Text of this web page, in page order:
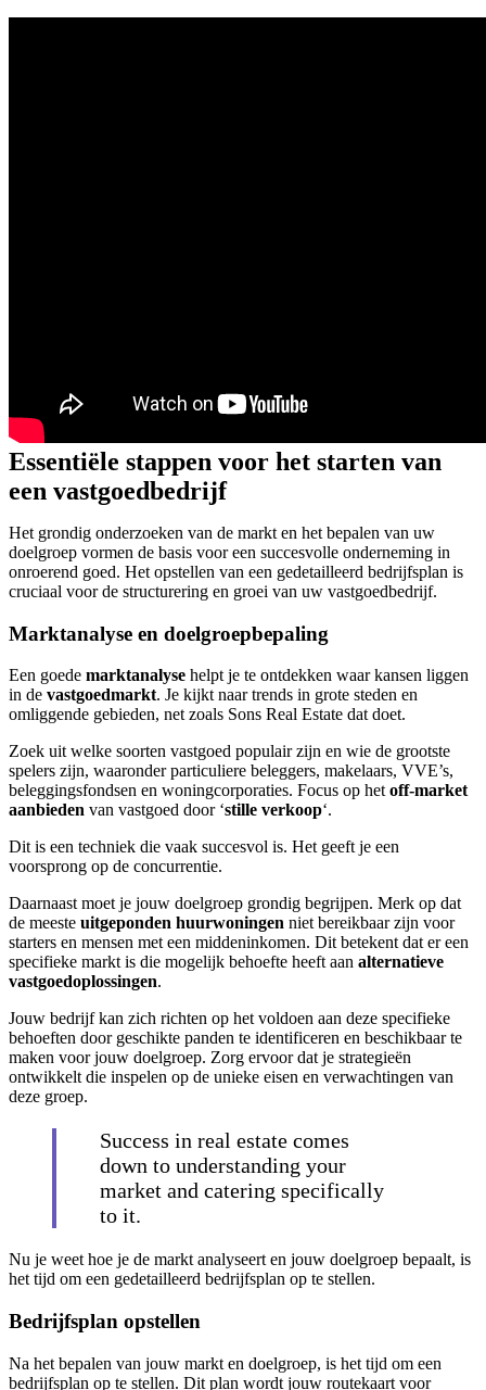
Essentiële stappen voor het starten van
een vastgoedbedrijf
Het grondig onderzoeken van de markt en het bepalen van uw
doelgroep vormen de basis voor een succesvolle onderneming in
onroerend goed. Het opstellen van een gedetailleerd bedrijfsplan is
cruciaal voor de structurering en groei van uw vastgoedbedrijf.
Marktanalyse en doelgroepbepaling
Een goede marktanalyse helpt je te ontdekken waar kansen liggen
in de vastgoedmarkt. Je kijkt naar trends in grote steden en
omliggende gebieden, net zoals Sons Real Estate dat doet.
Zoek uit welke soorten vastgoed populair zijn en wie de grootste
spelers zijn, waaronder particuliere beleggers, makelaars, VVE’s,
beleggingsfondsen en woningcorporaties. Focus op het off-market
aanbieden van vastgoed door ‘stille verkoop‘.
Dit is een techniek die vaak succesvol is. Het geeft je een
voorsprong op de concurrentie.
Daarnaast moet je jouw doelgroep grondig begrijpen. Merk op dat
de meeste uitgeponden huurwoningen niet bereikbaar zijn voor
starters en mensen met een middeninkomen. Dit betekent dat er een
specifieke markt is die mogelijk behoefte heeft aan alternatieve
vastgoedoplossingen.
Jouw bedrijf kan zich richten op het voldoen aan deze specifieke
behoeften door geschikte panden te identificeren en beschikbaar te
maken voor jouw doelgroep. Zorg ervoor dat je strategieën
ontwikkelt die inspelen op de unieke eisen en verwachtingen van
deze groep.
Success in real estate comes
down to understanding your
market and catering specifically
to it.
Nu je weet hoe je de markt analyseert en jouw doelgroep bepaalt, is
het tijd om een gedetailleerd bedrijfsplan op te stellen.
Bedrijfsplan opstellen
Na het bepalen van jouw markt en doelgroep, is het tijd om een
bedrijfsplan op te stellen. Dit plan wordt jouw routekaart voor